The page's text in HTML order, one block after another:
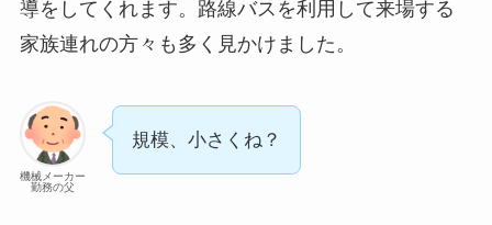
導をしてくれます。路線バスを利用して来場する
家族連れの方々も多く見かけました。
機械メーカー
勤務の父
規模、小さくね？